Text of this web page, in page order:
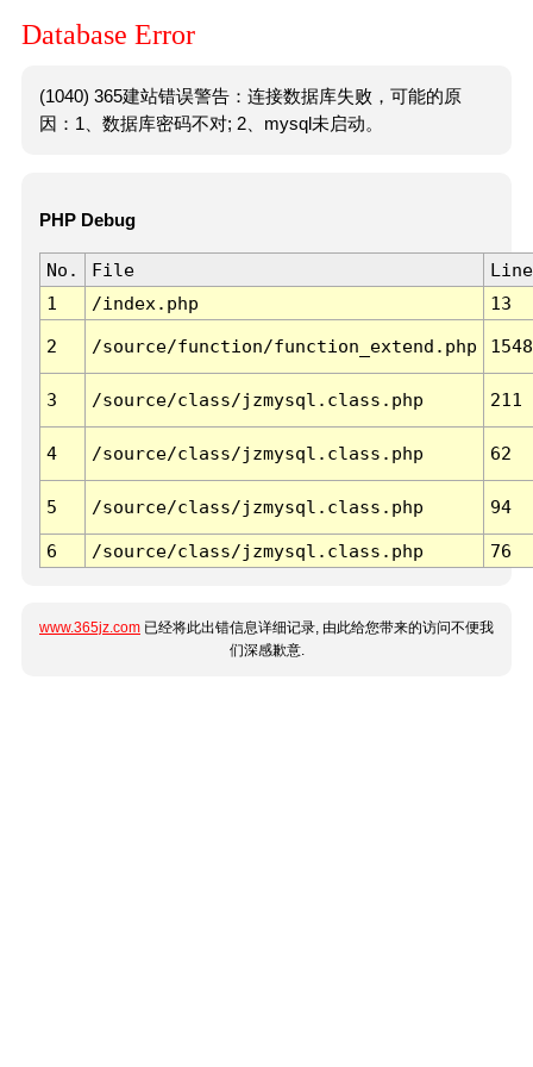
Database Error
(1040) 365建站错误警告：连接数据库失败，可能的原
因：1、数据库密码不对; 2、mysql未启动。
PHP Debug
No. File
Line
1
/index.php 13
2 /source/function/function_extend.php 1548
3 /source/class/jzmysql.class.php 211
4 /source/class/jzmysql.class.php 62
5 /source/class/jzmysql.class.php 94
6 /source/class/jzmysql.class.php 76
www.365jz.com 已经将此出错信息详细记录, 由此给您带来的访问不便我
们深感歉意.